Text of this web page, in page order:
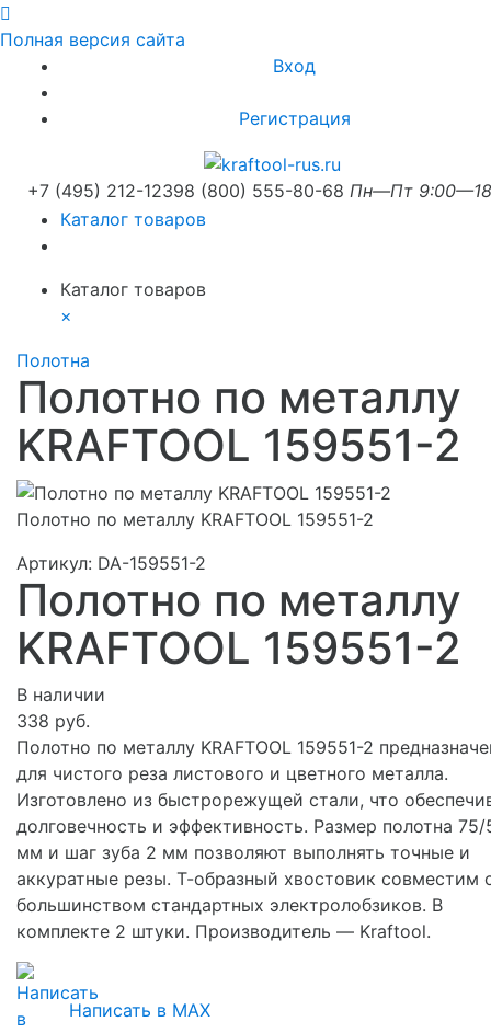
Полная версия сайта
Вход
Регистрация
+7 (495) 212-12398 (800) 555-80-68 Пн—Пт
Каталог товаров
Каталог товаров
×
Полотна
Полотно по металлу
KRAFTOOL 159551-2
Полотно по металлу KRAFTOOL 159551-2
Артикул: DA-159551-2
Полотно по металлу
KRAFTOOL 159551-2
В наличии
338 руб.
Полотно по металлу KRAFTOOL 159551-2
для чистого реза листового и цветного металла.
Изготовлено из быстрорежущей стали, что
долговечность и эффективность. Размер полотна 75/
мм и шаг зуба 2 мм позволяют выполнять точные и
аккуратные резы. Т-образный хвостовик совместим
большинством стандартных электролобзиков. В
комплекте 2 штуки. Производитель — Kraftool.
Написать в MAX